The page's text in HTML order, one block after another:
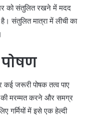
को संतुलित रखने में मदद
संतुलित मात्रा में लीची का
पोषण
कई जरूरी पोषक तत्व पाए
की मरम्मत करने और समग्र
गर्मियों में इसे एक हेल्दी